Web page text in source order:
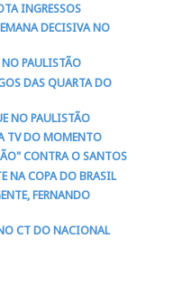
INGRESSOS
DECISIVA NO
PAULISTÃO
DAS QUARTA DO
NO PAULISTÃO
TV DO MOMENTO
CONTRA O SANTOS
NA COPA DO BRASIL
FERNANDO
CT DO NACIONAL